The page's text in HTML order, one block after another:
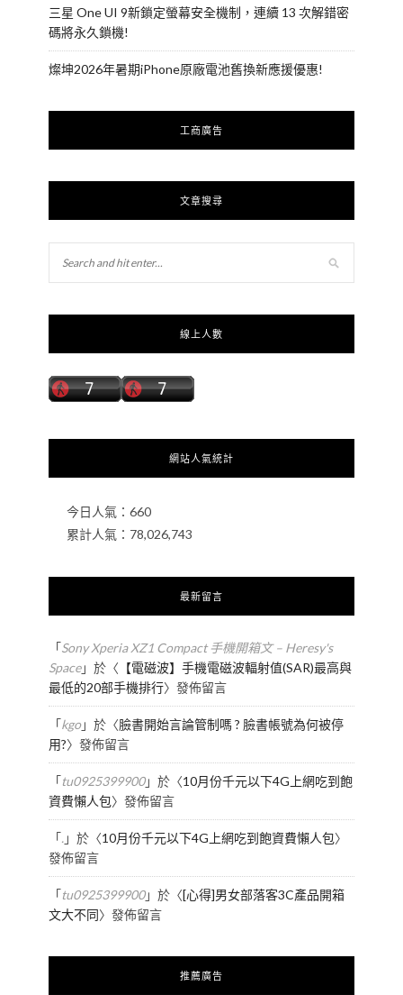
三星 One UI 9新鎖定螢幕安全機制，連續 13 次解錯密
碼將永久鎖機!
燦坤2026年暑期iPhone原廠電池舊換新應援優惠!
工商廣告
文章搜尋
線上人數
網站人氣統計
今日人氣： 660
累計人氣： 78,026,743
最新留言
「Sony Xperia XZ1 Compact 手機開箱文 – Heresy's
Space」於〈 【電磁波】手機電磁波輻射值(SAR)最高與
最低的20部手機排行〉發佈留言
「kgo」於〈臉書開始言論管制嗎 ? 臉書帳號為何被停
用?〉發佈留言
「tu0925399900」於〈10月份千元以下4G上網吃到飽
資費懶人包〉發佈留言
「.」於〈10月份千元以下4G上網吃到飽資費懶人包〉
發佈留言
「tu0925399900」於〈[心得]男女部落客3C產品開箱
文大不同〉發佈留言
推薦廣告